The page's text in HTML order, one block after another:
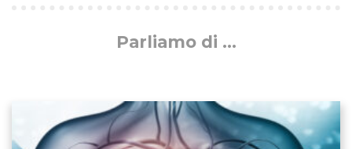
Parliamo di ...